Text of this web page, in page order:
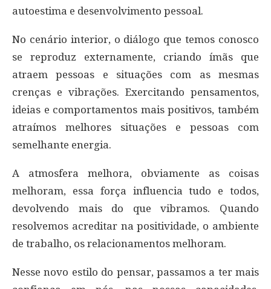
autoestima e desenvolvimento pessoal.
No cenário interior, o diálogo que temos conosco
se reproduz externamente, criando ímãs que
atraem pessoas e situações com as mesmas
crenças e vibrações. Exercitando pensamentos,
ideias e comportamentos mais positivos, também
atraímos melhores situações e pessoas com
semelhante energia.
A atmosfera melhora, obviamente as coisas
melhoram, essa força influencia tudo e todos,
devolvendo mais do que vibramos. Quando
resolvemos acreditar na positividade, o ambiente
de trabalho, os relacionamentos melhoram.
Nesse novo estilo do pensar, passamos a ter mais